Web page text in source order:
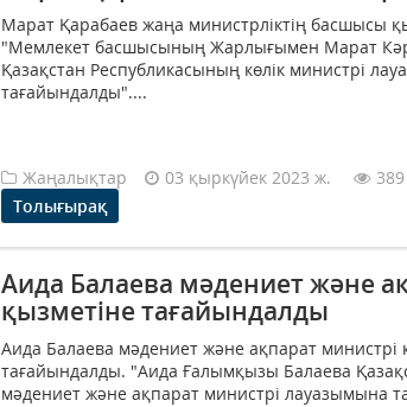
Марат Қарабаев жаңа министрліктің басшысы
"Мемлекет басшысының Жарлығымен Марат
Қазақстан Республикасының көлік министрі
тағайындалды"....
Жаңалықтар 03 қыркүйек 2023 ж. 389
Толығырақ
Аида Балаева мәдениет және
қызметіне тағайындалды
Аида Балаева мәдениет және ақпарат министрі
тағайындалды. "Аида Ғалымқызы Балаева
мәдениет және ақпарат министрі лауазымына